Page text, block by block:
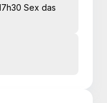
Sex das